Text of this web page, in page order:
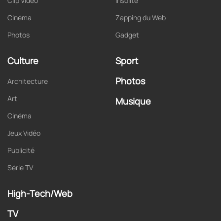
Cinéma
Photos
Zapping du Web
Gadget
Culture
Architecture
Art
Cinéma
Jeux Vidéo
Publicité
Série TV
Sport
Photos
Musique
High-Tech/Web
TV